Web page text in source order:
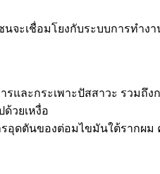
จะเชื่อมโยงกับระบบการทำ
และกระเพาะปัสสาวะ รวม
วยเหงื่อ
ดตันของต่อมไขมันใต้รากผม